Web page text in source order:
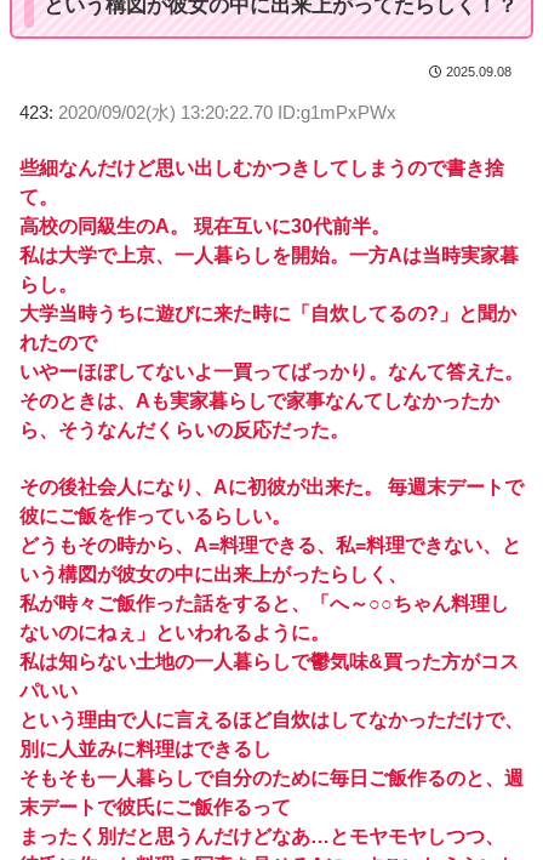
という構図が彼女の中に出来上がってたらしく！？
2025.09.08
423: 2020/09/02(水) 13:20:22.70 ID:g1mPxPWx
些細なんだけど思い出しむかつきしてしまうので書き捨
て。
高校の同級生のA。 現在互いに30代前半。
私は大学で上京、一人暮らしを開始。一方Aは当時実家暮
らし。
大学当時うちに遊びに来た時に「自炊してるの?」と聞か
れたので
いやーほぼしてないよ一買ってばっかり。なんて答えた。
そのときは、Aも実家暮らしで家事なんてしなかったか
ら、そうなんだくらいの反応だった。
その後社会人になり、Aに初彼が出来た。 毎週末デートで
彼にご飯を作っているらしい。
どうもその時から、A=料理できる、私=料理できない、と
いう構図が彼女の中に出来上がったらしく、
私が時々ご飯作った話をすると、「へ～○○ちゃん料理し
ないのにねぇ」といわれるように。
私は知らない土地の一人暮らしで鬱気味&買った方がコス
パいい
という理由で人に言えるほど自炊はしてなかっただけで、
別に人並みに料理はできるし
そもそも一人暮らしで自分のために毎日ご飯作るのと、週
末デートで彼氏にご飯作るって
まったく別だと思うんだけどなあ…とモヤモヤしつつ、